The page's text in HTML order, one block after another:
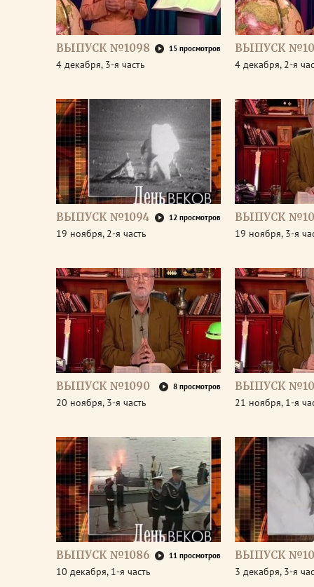
ВЫПУСК №1098 15 просмотров
4 декабря, 3-я часть
ВЫПУСК
4 декабря, 2-я
ВЫПУСК №1094 12 просмотров
19 ноября, 2-я часть
ВЫПУСК
19 ноября, 3-я
ВЫПУСК №1090 8 просмотров
20 ноября, 3-я часть
ВЫПУСК
21 ноября, 1-я
ВЫПУСК №1086 11 просмотров
10 декабря, 1-я часть
ВЫПУСК
3 декабря, 3-я